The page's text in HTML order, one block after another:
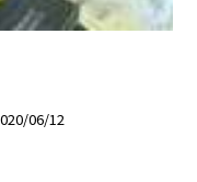
06/12